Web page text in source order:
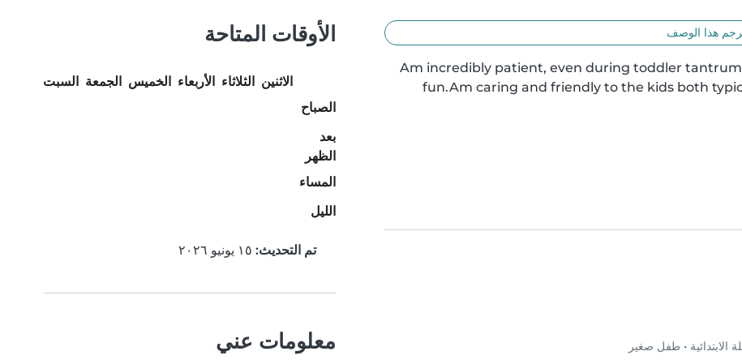
هذا الوصف
Am incredibly patient, even during toddler
fun.Am caring and friendly to the kids both
• طفل صغير
الأوقات المتاحة
الاثنين الثلاثاء الأربعاء الخميس الجمعة السبت
الصباح
بعد
الظهر
المساء
الليل
تم التحديث:
معلومات عني